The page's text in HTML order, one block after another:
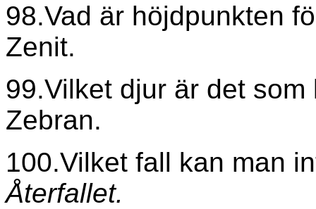
98.Vad är höjdpunkten
Zenit.
99.Vilket djur är det som
Zebran.
100.Vilket fall kan man
Återfallet.